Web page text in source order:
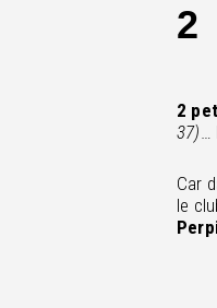
2
2
37)
Car
le